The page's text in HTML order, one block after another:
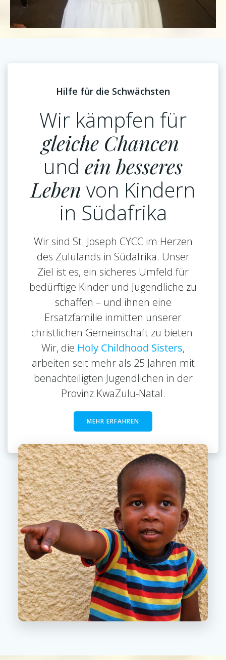
Hilfe für die Schwächsten
Wir kämpfen für
gleiche Chancen
und ein besseres
Leben von Kindern
in Südafrika
Wir sind St. Joseph CYCC im Herzen
des Zululands in Südafrika. Unser
Ziel ist es, ein sicheres Umfeld für
bedürftige Kinder und Jugendliche zu
schaffen – und ihnen eine
Ersatzfamilie inmitten unserer
christlichen Gemeinschaft zu bieten.
Wir, die Holy Childhood Sisters,
arbeiten seit mehr als 25 Jahren mit
benachteiligten Jugendlichen in der
Provinz KwaZulu-Natal.
MEHR ERFAHREN